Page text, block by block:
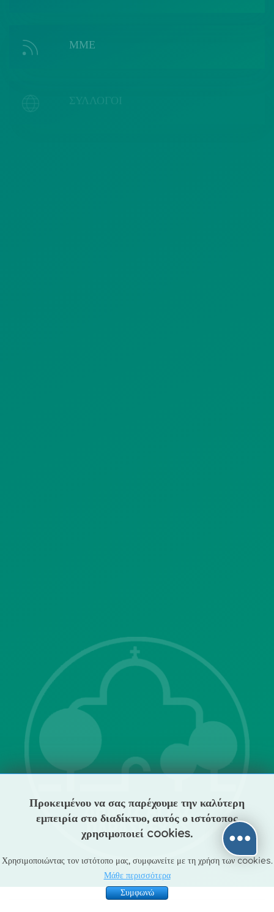
ΜΜΕ
ΣΥΛΛΟΓΟΙ
Επικοινωνία με το δήμο
Λ. Μεσογείων 415-417 Τ.Κ.15343
Αγία Παρασκευή
dimos@agiaparaskevi.gr
Προκειμένου να σας παρέχουμε την καλύτερη
εμπειρία στο διαδίκτυο, αυτός ο ιστότοπος
χρησιμοποιεί cookies.
Χρησιμοποιώντας τον ιστότοπο μας, συμφωνείτε με τη χρήση των cookies.
Μάθε περισσότερα
Συμφωνώ